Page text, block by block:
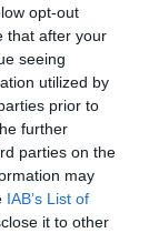
opt-out
that after your
seeing
utilized by
prior to
further
parties on the
may
IAB’s List of
it to other